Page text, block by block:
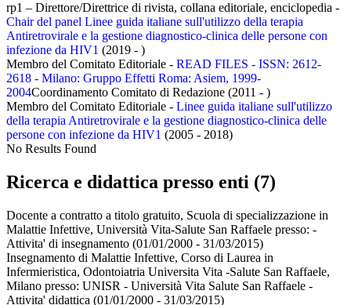
rp1 – Direttore/Direttrice di rivista, collana editoriale, enciclopedia -
Chair del panel Linee guida italiane sull'utilizzo della terapia
Antiretrovirale e la gestione diagnostico-clinica delle persone con
infezione da HIV1 (2019 - )
Membro del Comitato Editoriale - READ FILES - ISSN: 2612-
2618 - Milano: Gruppo Effetti Roma: Asiem, 1999-
2004Coordinamento Comitato di Redazione (2011 - )
Membro del Comitato Editoriale - Linee guida italiane sull'utilizzo
della terapia Antiretrovirale e la gestione diagnostico-clinica delle
persone con infezione da HIV1 (2005 - 2018)
No Results Found
Ricerca e didattica presso enti (7)
Docente a contratto a titolo gratuito, Scuola di specializzazione in
Malattie Infettive, Università Vita-Salute San Raffaele presso: -
Attivita' di insegnamento (01/01/2000 - 31/03/2015)
Insegnamento di Malattie Infettive, Corso di Laurea in
Infermieristica, Odontoiatria Universita Vita -Salute San Raffaele,
Milano presso: UNISR - Università Vita Salute San Raffaele -
Attivita' didattica (01/01/2000 - 31/03/2015)